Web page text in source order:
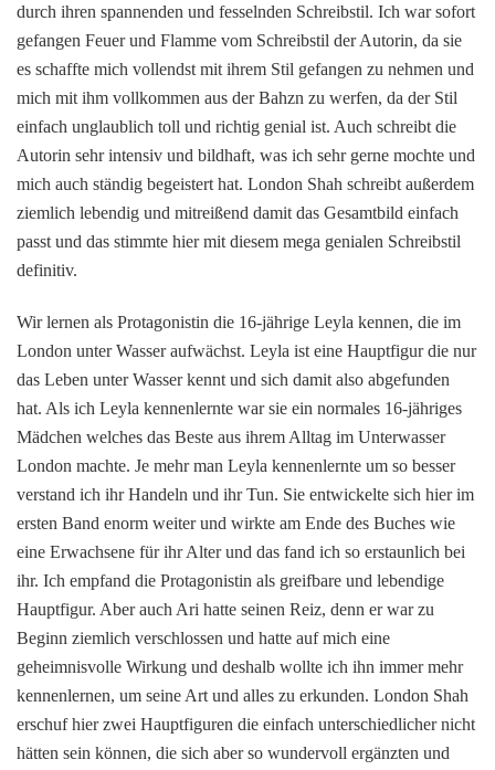
durch ihren spannenden und fesselnden Schreibstil. Ich war sofort
gefangen Feuer und Flamme vom Schreibstil der Autorin, da sie
es schaffte mich vollendst mit ihrem Stil gefangen zu nehmen und
mich mit ihm vollkommen aus der Bahzn zu werfen, da der Stil
einfach unglaublich toll und richtig genial ist. Auch schreibt die
Autorin sehr intensiv und bildhaft, was ich sehr gerne mochte und
mich auch ständig begeistert hat. London Shah schreibt außerdem
ziemlich lebendig und mitreißend damit das Gesamtbild einfach
passt und das stimmte hier mit diesem mega genialen Schreibstil
definitiv.
Wir lernen als Protagonistin die 16-jährige Leyla kennen, die im
London unter Wasser aufwächst. Leyla ist eine Hauptfigur die nur
das Leben unter Wasser kennt und sich damit also abgefunden
hat. Als ich Leyla kennenlernte war sie ein normales 16-jähriges
Mädchen welches das Beste aus ihrem Alltag im Unterwasser
London machte. Je mehr man Leyla kennenlernte um so besser
verstand ich ihr Handeln und ihr Tun. Sie entwickelte sich hier im
ersten Band enorm weiter und wirkte am Ende des Buches wie
eine Erwachsene für ihr Alter und das fand ich so erstaunlich bei
ihr. Ich empfand die Protagonistin als greifbare und lebendige
Hauptfigur. Aber auch Ari hatte seinen Reiz, denn er war zu
Beginn ziemlich verschlossen und hatte auf mich eine
geheimnisvolle Wirkung und deshalb wollte ich ihn immer mehr
kennenlernen, um seine Art und alles zu erkunden. London Shah
erschuf hier zwei Hauptfiguren die einfach unterschiedlicher nicht
hätten sein können, die sich aber so wundervoll ergänzten und